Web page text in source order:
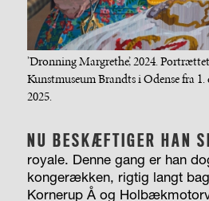
’Dronning Margrethe’, 2024.
Kunstmuseum Brandts i Odense fra
2025.
NU BESKÆFTIGER HAN
royale. Denne gang er han
kongerækken, rigtig langt
Kornerup Å og